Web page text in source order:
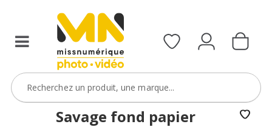
Savage fond papier